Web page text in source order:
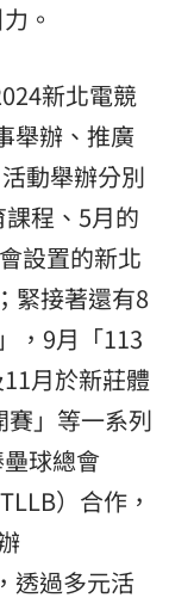
。
新北電競
舉辦、推廣
動舉辦分別
程、5月的
設置的新北
緊接著還有8
，9月「113
月於新莊體
」等一系列
球總會
）合作，
透過多元活